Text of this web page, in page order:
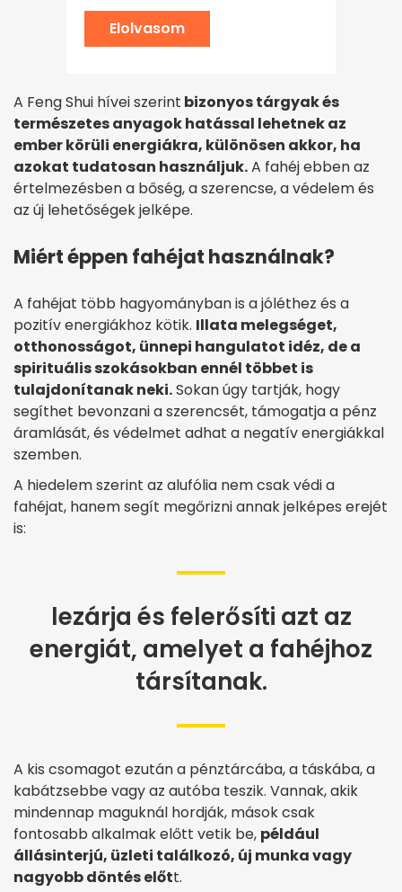
Elolvasom
A Feng Shui hívei szerint bizonyos tárgyak és
természetes anyagok hatással lehetnek az
ember körüli energiákra, különösen akkor, ha
azokat tudatosan használjuk.A fahéj ebben az
értelmezésben a bőség, a szerencse, a védelem és
az új lehetőségek jelképe.
Miért éppen fahéjat használnak?
A fahéjat több hagyományban is a jóléthez és a
pozitív energiákhoz kötik. Illata melegséget,
otthonosságot, ünnepi hangulatot idéz, de a
spirituális szokásokban ennél többet is
tulajdonítanak neki.Sokan úgy tartják, hogy
segíthet bevonzani a szerencsét, támogatja a pénz
áramlását, és védelmet adhat a negatív energiákkal
szemben.
A hiedelem szerint az alufólia nem csak védi a
fahéjat, hanem segít megőrizni annak jelképes erejét
is:
lezárja és felerősíti azt az
energiát, amelyet a fahéjhoz
társítanak.
A kis csomagot ezután a pénztárcába, a táskába, a
kabátzsebbe vagy az autóba teszik. Vannak, akik
mindennap maguknál hordják, mások csak
fontosabb alkalmak előtt vetik be, például
állásinterjú, üzleti találkozó, új munka vagy
nagyobb döntés előtt.